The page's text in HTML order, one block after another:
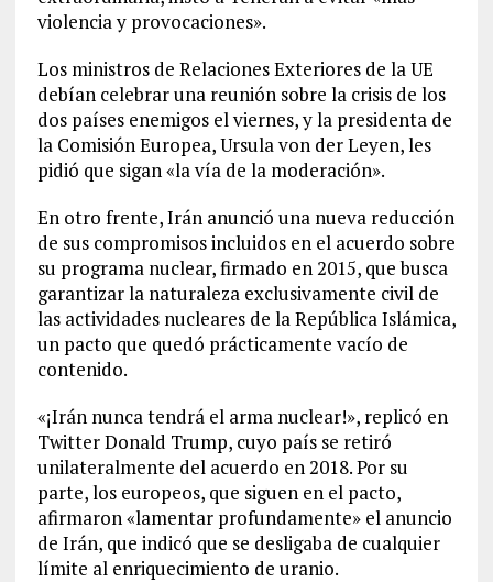
violencia y provocaciones».
Los ministros de Relaciones Exteriores de la UE
debían celebrar una reunión sobre la crisis de los
dos países enemigos el viernes, y la presidenta de
la Comisión Europea, Ursula von der Leyen, les
pidió que sigan «la vía de la moderación».
En otro frente, Irán anunció una nueva reducción
de sus compromisos incluidos en el acuerdo sobre
su programa nuclear, firmado en 2015, que busca
garantizar la naturaleza exclusivamente civil de
las actividades nucleares de la República Islámica,
un pacto que quedó prácticamente vacío de
contenido.
«¡Irán nunca tendrá el arma nuclear!», replicó en
Twitter Donald Trump, cuyo país se retiró
unilateralmente del acuerdo en 2018. Por su
parte, los europeos, que siguen en el pacto,
afirmaron «lamentar profundamente» el anuncio
de Irán, que indicó que se desligaba de cualquier
límite al enriquecimiento de uranio.